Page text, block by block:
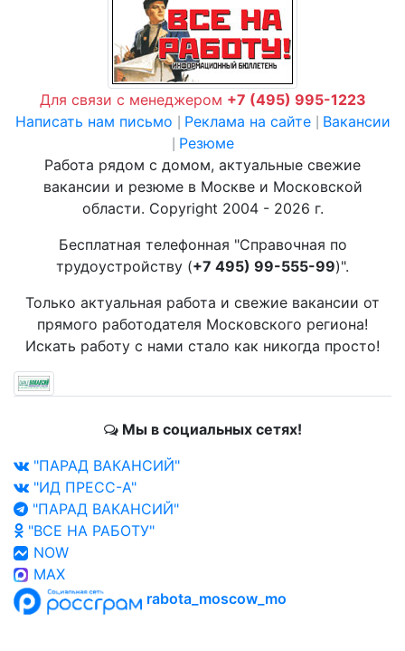
Для связи с менеджером +7 (495) 995-1223
Написать нам письмо
Реклама на сайте Вакансии
Резюме
Работа рядом с домом, актуальные свежие
вакансии и резюме в Москве и Московской
области. Copyright 2004 - 2026 г.
Бесплатная телефонная "Справочная по
трудоустройству (+7 495) 99-555-99)".
Только актуальная работа и свежие вакансии от
прямого работодателя Московского региона!
Искать работу с нами стало как никогда просто!
Мы в социальных сетях!
"ПАРАД ВАКАНСИЙ"
"ИД ПРЕСС-А"
"ПАРАД ВАКАНСИЙ"
"ВСЕ НА РАБОТУ"
NOW
MAX
rabota_moscow_mo